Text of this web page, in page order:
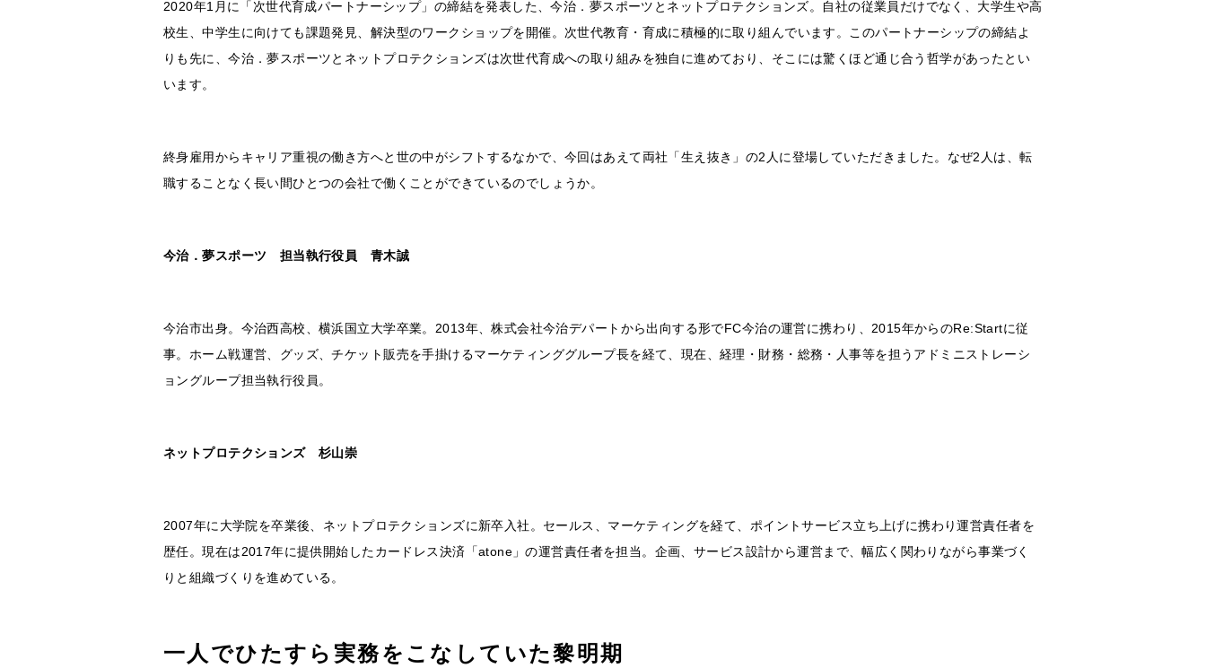
2020年1月に「次世代育成パートナーシップ」の締結を発表した、今治．夢スポーツとネットプロテクションズ。自社の従業員だけでなく、大学生や高
校生、中学生に向けても課題発見、解決型のワークショップを開催。次世代教育・育成に積極的に取り組んでいます。
このパートナーシップの締結よ
りも先に、今治．夢スポーツとネットプロテクションズは次世代育成への取り組みを独自に進めており、そこには驚くほど通じ合う哲学があったとい
います。
終身雇用からキャリア重視の働き方へと世の中がシフトするなかで、今回はあえて両社「生え抜き」の2人に登場していただきました。なぜ2人は、転
職することなく長い間ひとつの会社で働くことができているのでしょうか。
今治．夢スポーツ 担当執行役員 青木誠
今治市出身。今治西高校、横浜国立大学卒業。2013年、株式会社今治デパートから出向する形でFC今治の運営に携わり、2015年からのRe:Startに従
事。ホーム戦運営、グッズ、チケット販売を手掛けるマーケティンググループ長を経て、現在、経理・財務・総務・人事等を担うアドミニストレーシ
ョングループ担当執行役員。
ネットプロテクションズ 杉山崇
2007年に大学院を卒業後、ネットプロテクションズに新卒入社。セールス、マーケティングを経て、ポイントサービス立ち上げに携わり運営責任者を
歴任。現在は2017年に提供開始したカードレス決済「atone」の運営責任者を担当。企画、サービス設計から運営まで、幅広く関わりながら事業づく
りと組織づくりを進めている。
一人でひたすら実務をこなしていた黎明期